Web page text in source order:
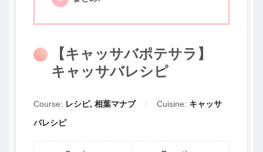
【キャッサバポテサラ】
キャッサバレシピ
Course: レシピ, 相葉マナブ Cuisine: キャッサ
バレシピ